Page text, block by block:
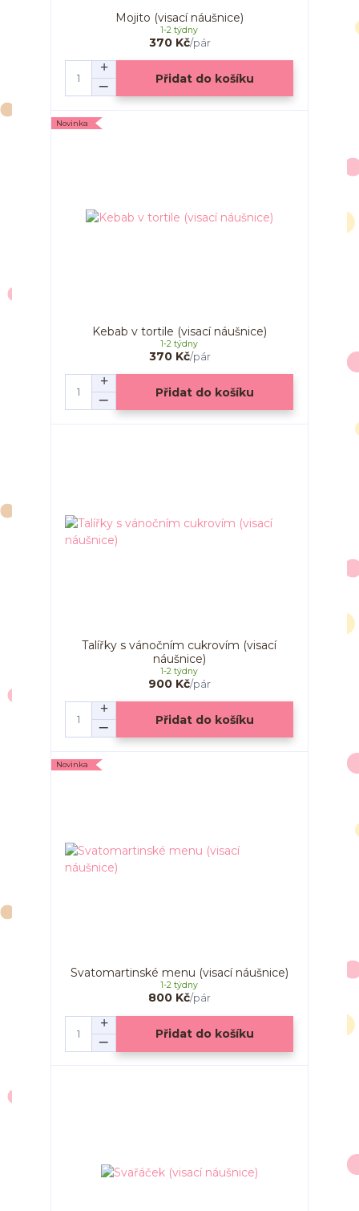
Mojito (visací náušnice)
370 Kč/pár
1-2 týdny
Přidat do košíku
Novinka
Kebab v tortile (visací náušnice)
370 Kč/pár
1-2 týdny
Přidat do košíku
Talířky s vánočním cukrovím (visací
náušnice)
900 Kč/pár
1-2 týdny
Přidat do košíku
Novinka
Svatomartinské menu (visací náušnice)
800 Kč/pár
1-2 týdny
Přidat do košíku